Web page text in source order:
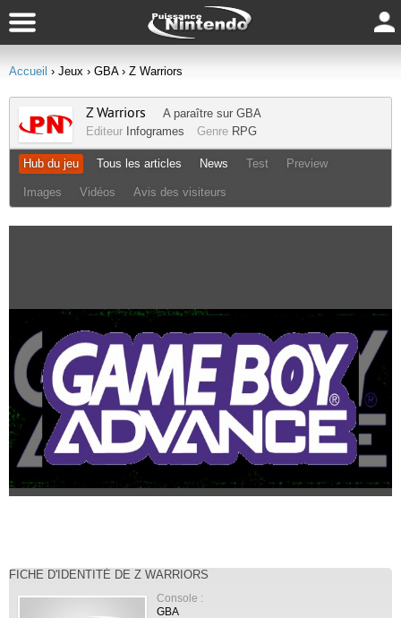
Accueil › Jeux › GBA› Z Warriors
Z Warriors A paraître sur GBA
Editeur Infogrames Genre RPG
Hub du jeu Tous les articles News Test Preview
Images Vidéos Avis des visiteurs
FICHE D'IDENTITÉ DE Z WARRIORS
Console :
GBA